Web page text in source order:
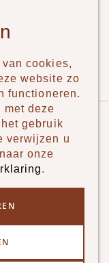
cookies,
website zo
functioneren.
met deze
gebruik
verwijzen u
onze
.